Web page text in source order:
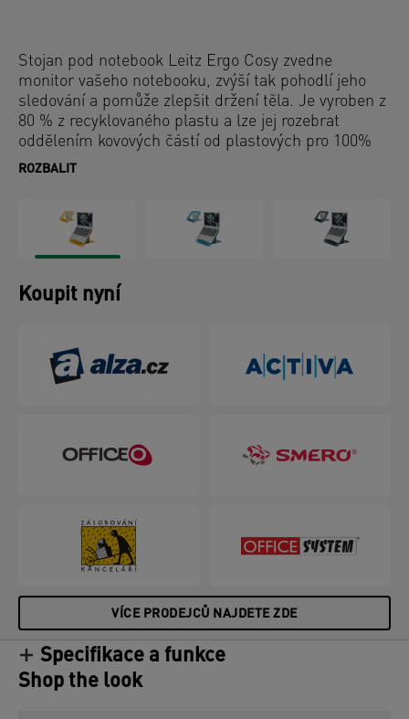
Stojan pod notebook Leitz Ergo Cosy zvedne
monitor vašeho notebooku, zvýší tak pohodlí jeho
sledování a pomůže zlepšit držení těla. Je vyroben z
80 % z recyklovaného plastu a lze jej rozebrat
oddělením kovových částí od plastových pro 100%
recyklaci - vysoká kvalita a dlouhá životnost pomáhá
přispívá se zvýšení výkonnosti akumulátoru a
dalších komponent. Díky minimalistickému designu
a matným barvám zlepší pohodu a dodá styl
uspořádání vašeho pracovního místa. Zkombinujte s
dalšími produkty Leitz Ergo Cosy a získejte příjemný
po celý den.
ROZBALIT
Koupit nyní
VÍCE PRODEJCŮ NAJDETE ZDE
Specifikace a funkce
Shop the look